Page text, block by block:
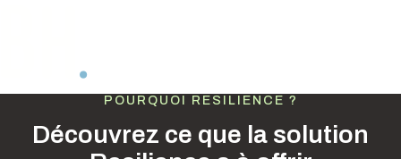
POURQUOI RESILIENCE ?
Découvrez ce que la solution